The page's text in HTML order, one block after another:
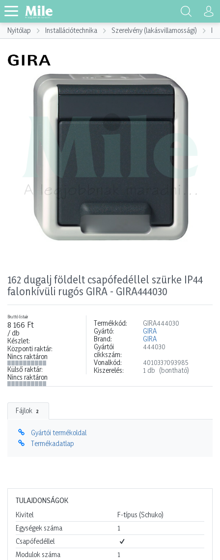
Nyitólap Installációtechnika Szerelvény (lakásvillamossági)
162 dugalj földelt csapófedéllel szürke IP44
falonkívüli rugós GIRA - GIRA444030
Bruttó listaár
8 166 Ft
/ db
Készlet:
Központi raktár:
Nincs raktáron
Külső raktár:
Nincs raktáron
Termékkód:
GIRA444030
Gyártó:
GIRA
Brand:
GIRA
Gyártói
cikkszám:
444030
Vonalkód:
4010337093985
Kiszerelés:
1 db (bontható)
Fájlok 2
Gyártói termékoldal
Termékadatlap
TULAJDONSÁGOK
Kivitel
F-típus (Schuko)
Egységek száma
1
Csapófedéllel
Modulok száma
1